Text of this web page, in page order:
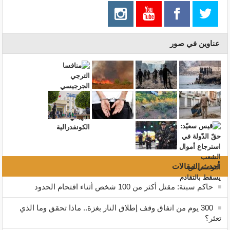
عناوين في صور
أحدث المقالات
حاكم سبتة: مقتل أكثر من 100 شخص أثناء اقتحام الحدود
300 يوم من اتفاق وقف إطلاق النار بغزة.. ماذا تحقق وما الذي
تعثر؟